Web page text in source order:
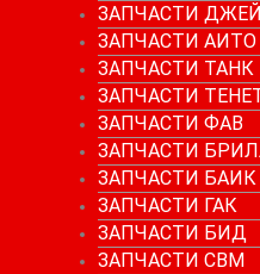
ЗАПЧАСТИ
ЗАПЧАСТИ АИТО
ЗАПЧАСТИ ТАНК
ЗАПЧАСТИ
ЗАПЧАСТИ ФАВ
ЗАПЧАСТИ
ЗАПЧАСТИ БАИК
ЗАПЧАСТИ ГАК
ЗАПЧАСТИ БИД
ЗАПЧАСТИ СВМ